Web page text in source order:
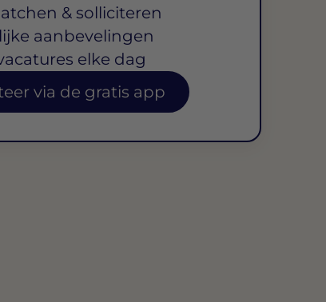
& solliciteren
aanbevelingen
elke dag
via de gratis app